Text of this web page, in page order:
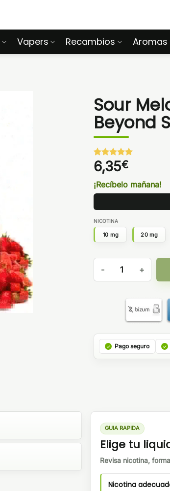
Vapers Recambios Aromas
Sour
Beyond
Valorado
con5de 5
1
valoración
de un
6,35€
¡Recíbelo mañana!
NICOTINA
10 mg 20 mg
Sour Melon Surge
Pago seguro
GUIA RAPIDA
Elige tu
Revisa nicotina,
Nicotina